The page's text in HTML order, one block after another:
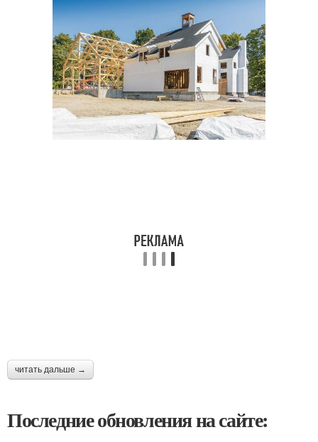
читать дальше →
Последние обновления на сайте: